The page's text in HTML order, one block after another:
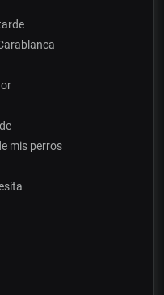
mis perros